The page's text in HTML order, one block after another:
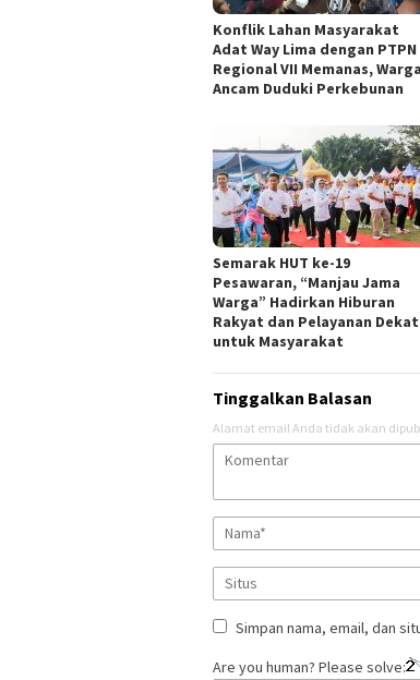
Konflik Lahan Masyarakat
Adat Way Lima dengan PTPN
Regional VII Memanas, Warga
Ancam Duduki Perkebunan
Semarak HUT ke-19
Pesawaran, “Manjau Jama
Warga” Hadirkan Hiburan
Rakyat dan Pelayanan Dekat
untuk Masyarakat
Tinggalkan Balasan
Alamat email Anda tidak akan
Simpan nama, email, dan
Are you human? Please solve: